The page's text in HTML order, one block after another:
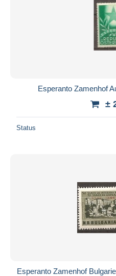
Esperanto Zamenhof
±
Status
Esperanto Zamenhof